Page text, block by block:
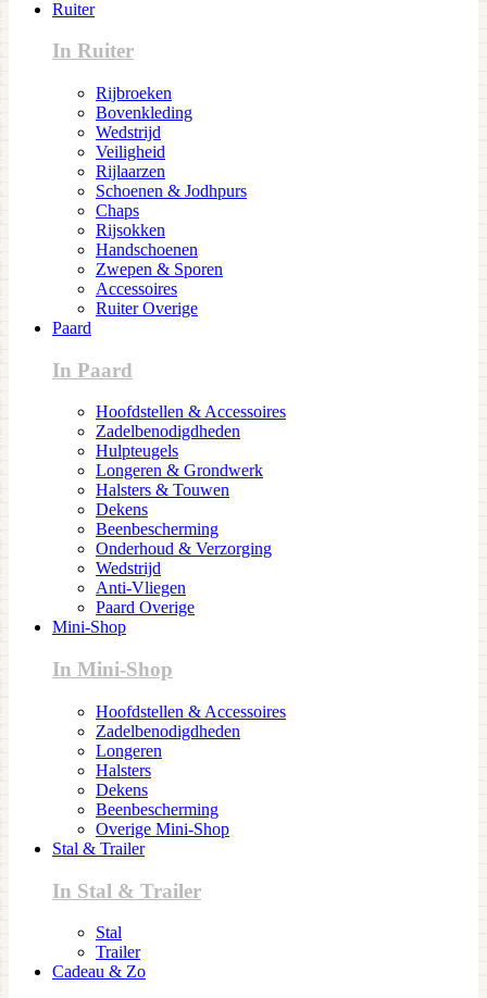
Ruiter
In Ruiter
Rijbroeken
Bovenkleding
Wedstrijd
Veiligheid
Rijlaarzen
Schoenen & Jodhpurs
Chaps
Rijsokken
Handschoenen
Zwepen & Sporen
Accessoires
Ruiter Overige
Paard
In Paard
Hoofdstellen & Accessoires
Zadelbenodigdheden
Hulpteugels
Longeren & Grondwerk
Halsters & Touwen
Dekens
Beenbescherming
Onderhoud & Verzorging
Wedstrijd
Anti-Vliegen
Paard Overige
Mini-Shop
In Mini-Shop
Hoofdstellen & Accessoires
Zadelbenodigdheden
Longeren
Halsters
Dekens
Beenbescherming
Overige Mini-Shop
Stal & Trailer
In Stal & Trailer
Stal
Trailer
Cadeau & Zo